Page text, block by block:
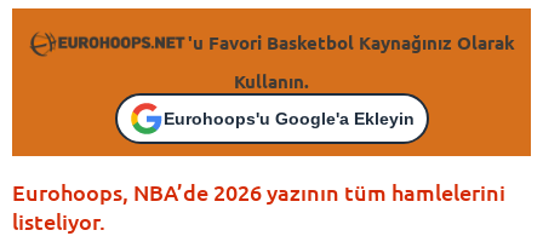
'u Favori Basketbol Kaynağınız Olarak
Kullanın.
Eurohoops'u Google'a Ekleyin
Eurohoops, NBA’de 2026 yazının tüm hamlelerini
listeliyor.